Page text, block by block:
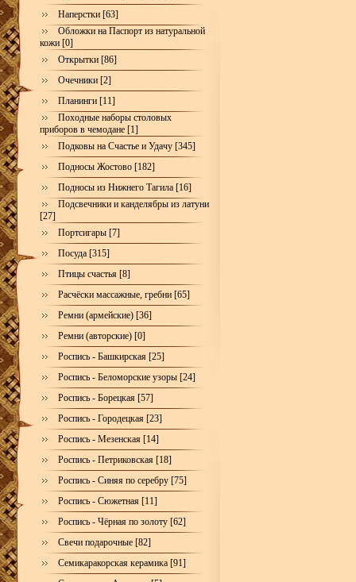
Наперстки [63]
Обложки на Паспорт из натуральной
кожи [0]
Открытки [86]
Очечники [2]
Планинги [11]
Походные наборы столовых
приборов в чемодане [1]
Подковы на Счастье и Удачу [345]
Подносы Жостово [182]
Подносы из Нижнего Тагила [16]
Подсвечники и канделябры из латуни
[27]
Портсигары [7]
Посуда [315]
Птицы счастья [8]
Расчёски массажные, гребни [65]
Ремни (армейские) [36]
Ремни (авторские) [0]
Роспись - Башкирская [25]
Роспись - Беломорские узоры [24]
Роспись - Борецкая [57]
Роспись - Городецкая [23]
Роспись - Мезенская [14]
Роспись - Петриковская [18]
Роспись - Синяя по серебру [75]
Роспись - Сюжетная [11]
Роспись - Чёрная по золоту [62]
Свечи подарочные [82]
Семикаракорская керамика [91]